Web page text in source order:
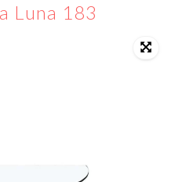
Luna 183